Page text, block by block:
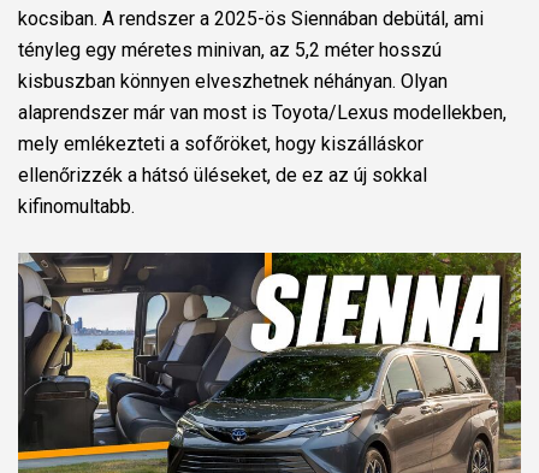
kocsiban. A rendszer a 2025-ös Siennában debütál, ami
tényleg egy méretes minivan, az 5,2 méter hosszú
kisbuszban könnyen elveszhetnek néhányan. Olyan
alaprendszer már van most is Toyota/Lexus modellekben,
mely emlékezteti a sofőröket, hogy kiszálláskor
ellenőrizzék a hátsó üléseket, de ez az új sokkal
kifinomultabb.